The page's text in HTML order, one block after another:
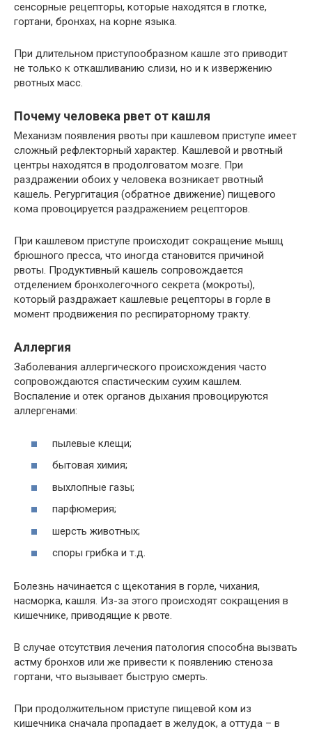
сенсорные рецепторы, которые находятся в глотке,
гортани, бронхах, на корне языка.
При длительном приступообразном кашле это приводит
не только к откашливанию слизи, но и к извержению
рвотных масс.
Почему человека рвет от кашля
Механизм появления рвоты при кашлевом приступе имеет
сложный рефлекторный характер. Кашлевой и рвотный
центры находятся в продолговатом мозге. При
раздражении обоих у человека возникает рвотный
кашель. Регургитация (обратное движение) пищевого
кома провоцируется раздражением рецепторов.
При кашлевом приступе происходит сокращение мышц
брюшного пресса, что иногда становится причиной
рвоты. Продуктивный кашель сопровождается
отделением бронхолегочного секрета (мокроты),
который раздражает кашлевые рецепторы в горле в
момент продвижения по респираторному тракту.
Аллергия
Заболевания аллергического происхождения часто
сопровождаются спастическим сухим кашлем.
Воспаление и отек органов дыхания провоцируются
аллергенами:
пылевые клещи;
бытовая химия;
выхлопные газы;
парфюмерия;
шерсть животных;
споры грибка и т.д.
Болезнь начинается с щекотания в горле, чихания,
насморка, кашля. Из-за этого происходят сокращения в
кишечнике, приводящие к рвоте.
В случае отсутствия лечения патология способна вызвать
астму бронхов или же привести к появлению стеноза
гортани, что вызывает быструю смерть.
При продолжительном приступе пищевой ком из
кишечника сначала пропадает в желудок, а оттуда – в